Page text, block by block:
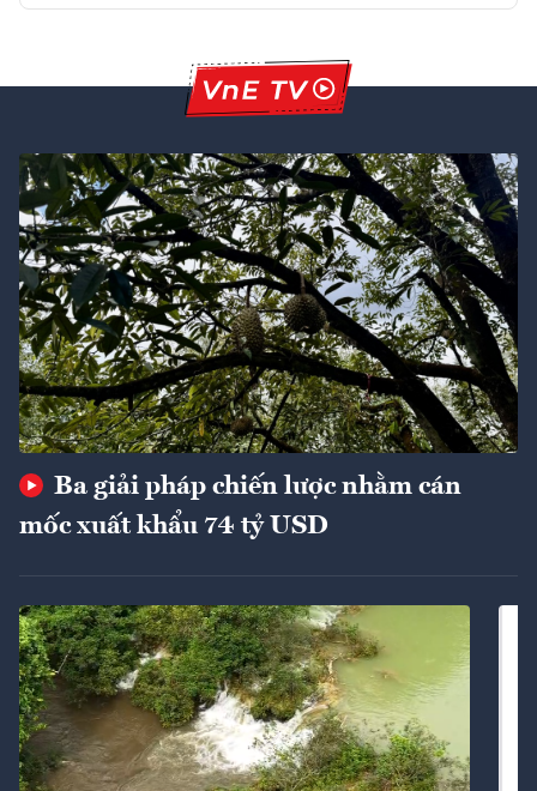
Ba giải pháp chiến lược nhằm cán
mốc xuất khẩu 74 tỷ USD